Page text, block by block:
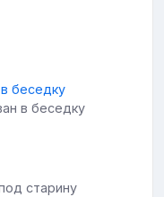
в беседку